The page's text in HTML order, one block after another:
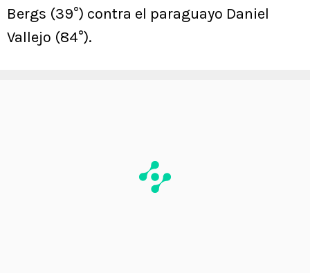
Bergs (39°) contra el paraguayo Daniel
Vallejo (84°).